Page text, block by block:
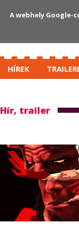
HÍREK
Hír, trailer
A webhely Google-